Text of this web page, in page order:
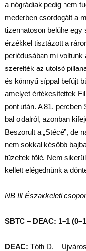
a nógrádiak pedig nem
mederben csordogált a
tizenhatoson belülre egy
érzékkel tisztázott a
periódusában mi
szerelték az utolsó
és könnyű síppal befújt
amelyet értékesítettek
pont után. A 81.
bal oldalról, azonban
Beszorult a „Stécé”, de
nem sokkal később
tüzeltek fölé. Nem
kellett elégednünk a
NB III Északkeleti
SBTC – DEAC: 1–1
DEAC: Tóth D. –